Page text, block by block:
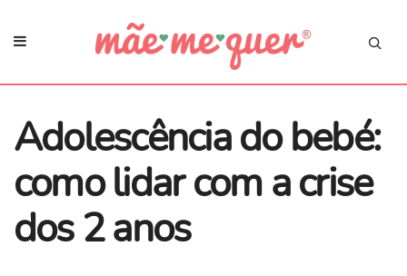
Adolescência do bebé:
como lidar com a crise
dos 2 anos